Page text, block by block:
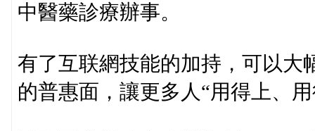
中醫藥診療辦事。
有了互联網技能的加持，可以大
的普惠面，讓更多人“用得上、